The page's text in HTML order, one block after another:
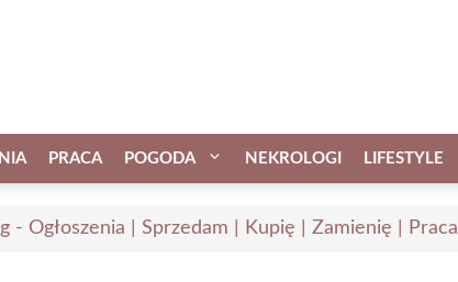
PRACA POGODA NEKROLOGI LIFESTYLE
- Ogłoszenia | Sprzedam | Kupię | Zamienię | Praca